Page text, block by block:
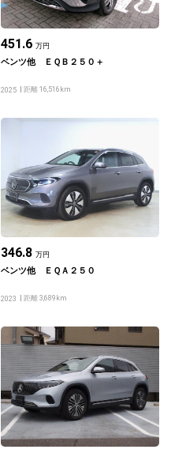
451.6 万円
ベンツ他 ＥＱＢ２５０＋
2025 距離 16,516km
346.8 万円
ベンツ他 ＥＱＡ２５０
2023 距離 3,689km